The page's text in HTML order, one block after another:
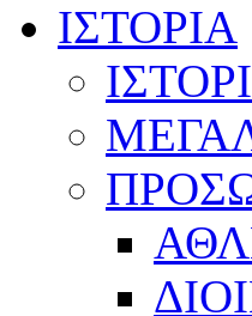
ΙΣΤΟΡΙΑ